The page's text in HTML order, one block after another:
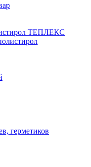
ТЕПЛЕКС
герметиков